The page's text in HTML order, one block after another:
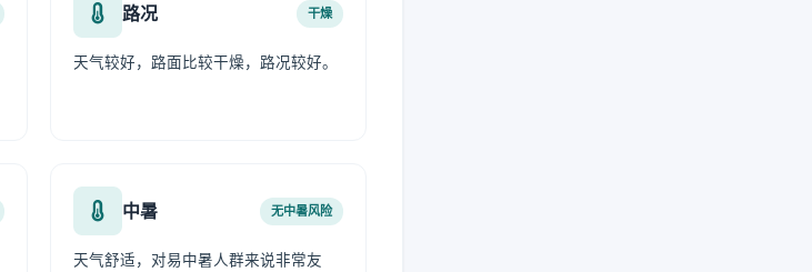
路况 干燥
天气较好，路面比较干燥，路况较好。
中暑 无中暑风险
天气舒适，对易中暑人群来说非常友